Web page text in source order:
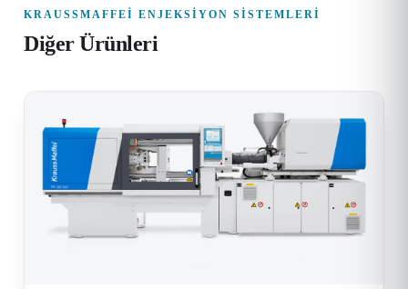
KRAUSSMAFFEI ENJEKSIYON SISTEMLERI
Diğer Ürünleri